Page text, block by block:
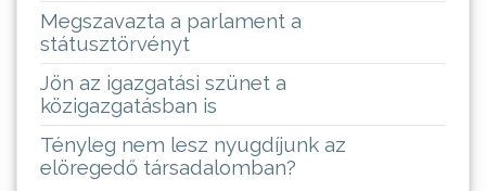
Megszavazta a parlament a
státusztörvényt
Jön az igazgatási szünet a
közigazgatásban is
Tényleg nem lesz nyugdíjunk az
elöregedő társadalomban?